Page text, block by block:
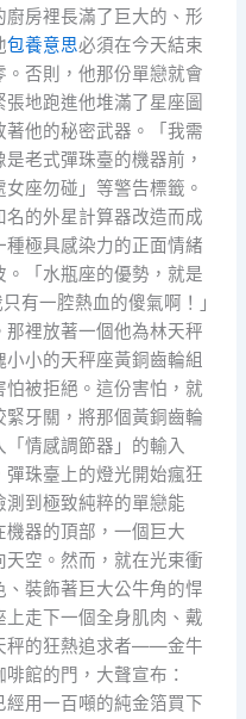
房裡長滿了巨大的、形
包養意思必須在今天結束
否則，他那份單戀就會
地跑進他堆滿了星座圖
他的秘密武器。「我需
老式彈珠臺的機器前，
座勿碰」等警告標籤。
的外星計算器改造而成
極具感染力的正面情緒
「水瓶座的優勢，就是
有一腔熱血的傻氣啊！」
裡放著一個他為林天秤
小的天秤座黃銅齒輪組
被拒絕。這份害怕，就
牙關，將那個黃銅齒輪
情感調節器」的輸入
珠臺上的燈光開始瘋狂
到極致純粹的單戀能
器的頂部，一個巨大
空。然而，就在光束衝
裝飾著巨大公牛角的悍
走下一個全身肌肉、戴
秤的狂熱追求者——金牛
館的門，大聲宣布：
經用一百噸的純金箔買下